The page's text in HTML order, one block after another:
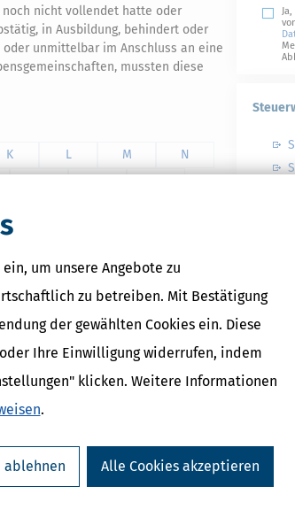
um unsere Angebote zu
zu betreiben. Mit Bestätigung
der gewählten Cookies ein. Diese
Ihre Einwilligung widerrufen, indem
klicken. Weitere Informationen
.
ablehnen Alle Cookies akzeptieren
noch nicht vollendet hatte oder
in Ausbildung, behindert oder
unmittelbar im Anschluss an eine
mussten diese
K L M
N
und Steuervorteile
BAföG